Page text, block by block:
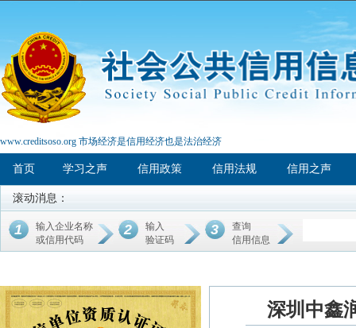
www.creditsoso.org 市场经济是信用经济也是法治经济
首页 学习之声 信用政策 信用法规 信用之声
滚动消息：
1
输入企业名称
或信用代码
2
输入
验证码
3
查询
信用信息
深圳中鑫